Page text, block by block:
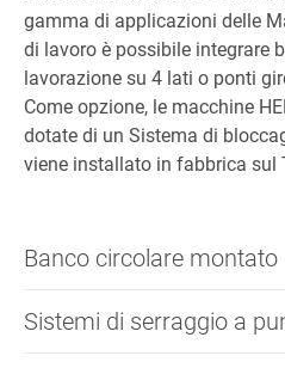
gamma di applicazioni delle
di lavoro è possibile integrare
lavorazione su 4 lati o ponti
Come opzione, le macchine
dotate di un Sistema di
viene installato in fabbrica sul
Banco circolare montato
Sistemi di serraggio a